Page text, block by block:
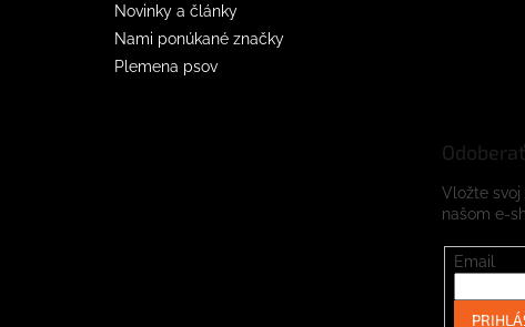
Novinky a články
Nami ponúkané značky
Plemena psov
Vložte
našom e-
Email